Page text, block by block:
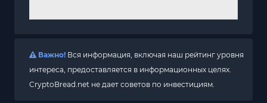
Важно! Вся информация, включая наш рейтинг уровня
интереса, предоставляется в информационных целях.
CryptoBread.net не дает советов по инвестициям.